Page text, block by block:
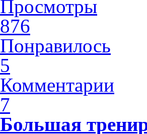
Просмотры
876
Понравилось
5
Комментарии
7
Большая